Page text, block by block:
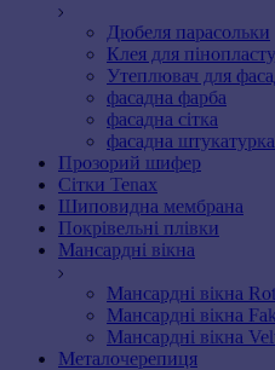
Дюбеля парасольки
Клея для
Утеплювач для
фасадна фарба
фасадна сітка
фасадна штукатурка
Прозорий шифер
Сітки Tenax
Шиповидна мембрана
Покрівельні плівки
Мансардні вікна
Мансардні вікна
Мансардні вікна
Мансардні вікна
Металочерепиця